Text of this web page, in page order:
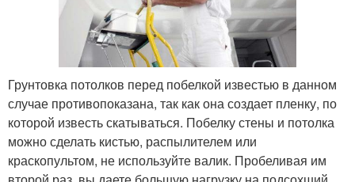
Грунтовка потолков перед побелкой известью в данном
случае противопоказана, так как она создает пленку, по
которой известь скатываться. Побелку стены и потолка
можно сделать кистью, распылителем или
краскопультом, не используйте валик. Пробеливая им